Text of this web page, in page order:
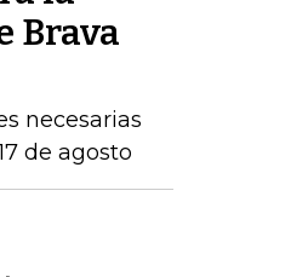
Brava
necesarias
de agosto